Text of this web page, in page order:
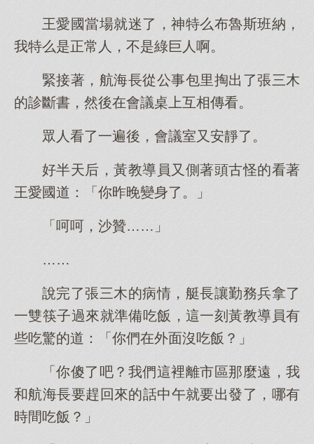
王愛國當場就迷了，神特么布魯斯班納，
我特么是正常人，不是綠巨人啊。
緊接著，航海長從公事包里掏出了張三木
的診斷書，然後在會議桌上互相傳看。
眾人看了一遍後，會議室又安靜了。
好半天后，黃教導員又側著頭古怪的看著
王愛國道：「你昨晚變身了。」
「呵呵，沙贊……」
……
說完了張三木的病情，艇長讓勤務兵拿了
一雙筷子過來就準備吃飯，這一刻黃教導員有
些吃驚的道：「你們在外面沒吃飯？」
「你傻了吧？我們這裡離市區那麼遠，我
和航海長要趕回來的話中午就要出發了，哪有
時間吃飯？」